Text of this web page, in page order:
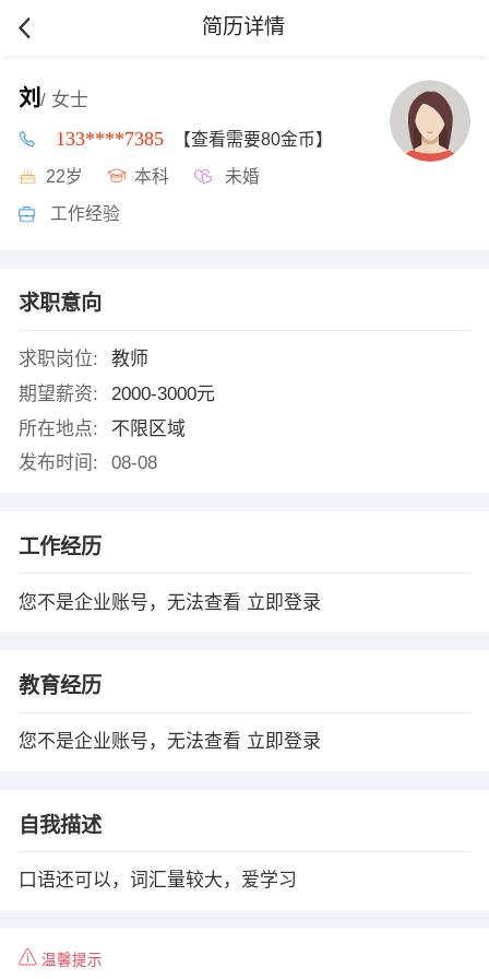
简历详情
刘 / 女士
133****7385 【查看需要80金币】
22岁 本科 未婚
工作经验
求职意向
求职岗位:
教师
期望薪资:
2000-3000元
所在地点:
不限区域
发布时间:
08-08
工作经历
您不是企业账号，无法查看 立即登录
教育经历
您不是企业账号，无法查看 立即登录
自我描述
口语还可以，词汇量较大，爱学习
温馨提示